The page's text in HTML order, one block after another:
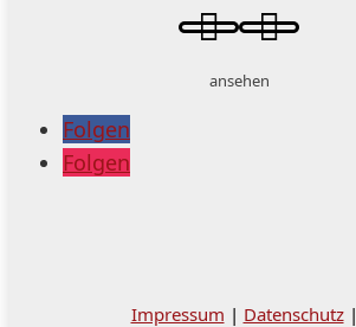
 
ansehen
Folgen
Folgen
Impressum | Datenschutz|